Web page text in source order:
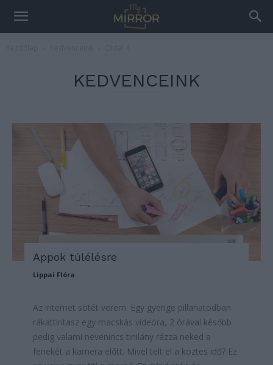
KEDVENCEINK
Appok túlélésre
Lippai Flóra
Az internet sötét verem. Egy gyenge pillanatodban
rákattintasz egy macskás videóra, 2 órával később
pedig valami nevenincs tinilány rázza neked a
fenekét a kamera előtt. Mivel telt el a köztes idő? Ez